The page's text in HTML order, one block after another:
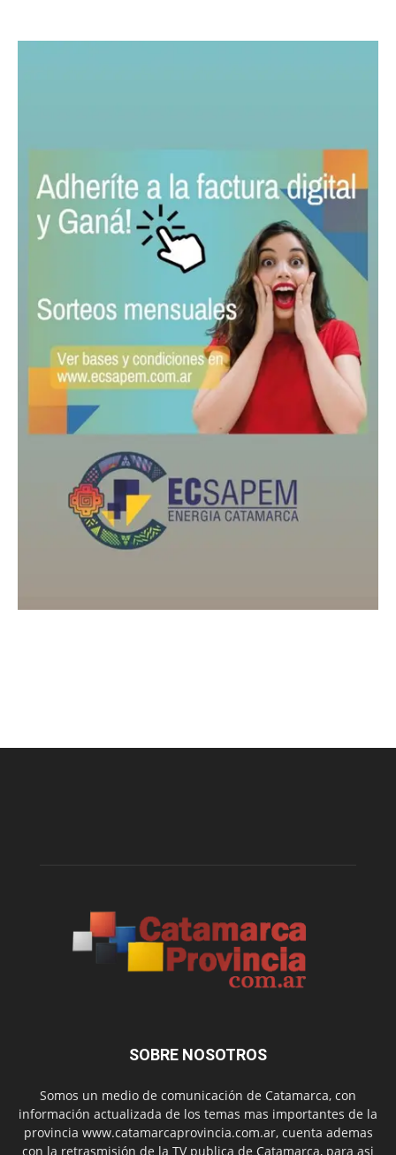
SOBRE NOSOTROS
Somos un medio de comunicación de Catamarca, con
información actualizada de los temas mas importantes de la
provincia www.catamarcaprovincia.com.ar, cuenta ademas
con la retrasmisión de la TV publica de Catamarca, para asi